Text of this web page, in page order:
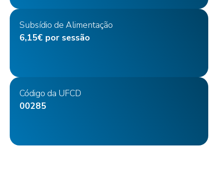
Subsídio de Alimentação
6,15€ por sessão
Código da UFCD
00285